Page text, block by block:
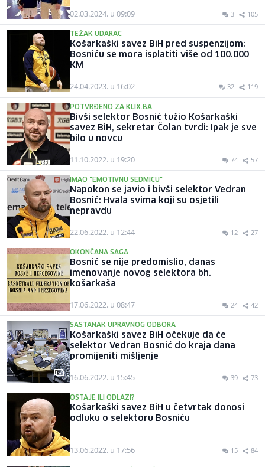
02.03.2024. u 09:09 3 105
TEŽAK UDARAC
Košarkaški savez BiH pred suspenzijom:
Bosniću se mora isplatiti više od 100.000
KM
24.04.2023. u 16:02 32 119
POTVRĐENO ZA KLIX.BA
Bivši selektor Bosnić tužio Košarkaški
savez BiH, sekretar Čolan tvrdi: Ipak je sve
bilo u novcu
11.10.2022. u 19:20 74 57
IMAO "EMOTIVNU SEDMICU"
Napokon se javio i bivši selektor Vedran
Bosnić: Hvala svima koji su osjetili
nepravdu
22.06.2022. u 12:44 12 27
OKONČANA SAGA
Bosnić se nije predomislio, danas
imenovanje novog selektora bh.
košarkaša
17.06.2022. u 08:47 24 42
SASTANAK UPRAVNOG ODBORA
Košarkaški savez BiH očekuje da će
selektor Vedran Bosnić do kraja dana
promijeniti mišljenje
16.06.2022. u 15:45 39 73
OSTAJE ILI ODLAZI?
Košarkaški savez BiH u četvrtak donosi
odluku o selektoru Bosniću
13.06.2022. u 17:56 15 84